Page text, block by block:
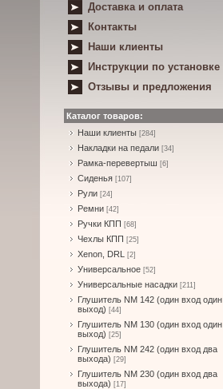
Доставка и оплата
Контакты
Наши клиенты
Инструкции по установке
Отзывы и предложения
Каталог товаров:
Наши клиенты [284]
Накладки на педали [34]
Рамка-перевертыш [6]
Сиденья [107]
Рули [24]
Ремни [42]
Ручки КПП [68]
Чехлы КПП [25]
Xenon, DRL [2]
Универсальное [52]
Универсальные насадки [211]
Глушитель NM 142 (один вход один
выход) [44]
Глушитель NM 130 (один вход один
выход) [25]
Глушитель NM 242 (один вход два
выхода) [29]
Глушитель NM 230 (один вход два
выхода) [17]